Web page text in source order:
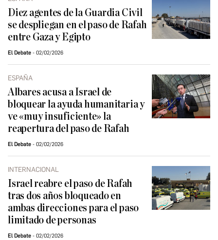
Diez agentes de la Guardia Civil
se despliegan en el paso de Rafah
entre Gaza y Egipto
El Debate 02/02/2026
ESPAÑA
Albares acusa a Israel de
bloquear la ayuda humanitaria y
ve «muy insuficiente» la
reapertura del paso de Rafah
El Debate 02/02/2026
INTERNACIONAL
Israel reabre el paso de Rafah
tras dos años bloqueado en
ambas direcciones para el paso
limitado de personas
El Debate 02/02/2026